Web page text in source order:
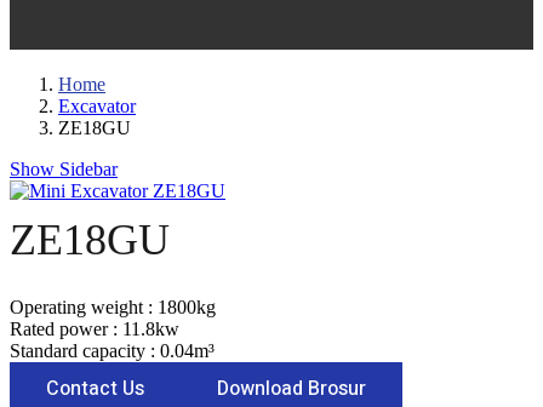
Home
Excavator
ZE18GU
Show Sidebar
ZE18GU
Operating weight : 1800kg
Rated power : 11.8kw
Standard capacity : 0.04m³
Contact Us Download Brosur